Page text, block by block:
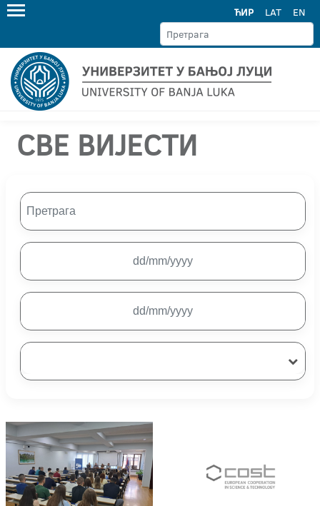
ЋИР LAT EN
СВЕ ВИЈЕСТИ